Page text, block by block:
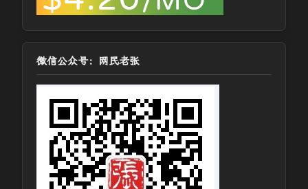
微信公众号：网民老张